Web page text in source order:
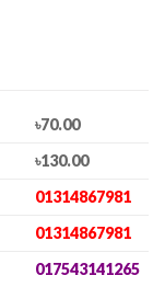
৳70.00
৳130.00
01314867981
01314867981
017543141265